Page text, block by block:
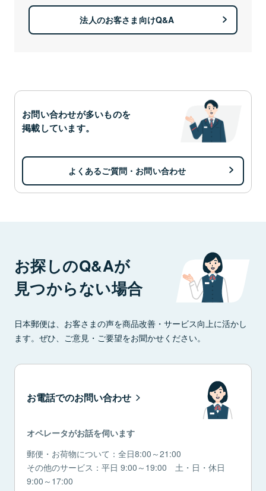
法人のお客さま向けQ&A
お問い合わせが多いものを
掲載しています。
よくあるご質問・お問い合わせ
お探しのQ&Aが
見つからない場合
日本郵便は、お客さまの声を商品改善・サービス向上に活かし
ます。ぜひ、ご意見・ご要望をお聞かせください。
お電話でのお問い合わせ
オペレータがお話を伺います
郵便・お荷物について：全日8:00～21:00
その他のサービス：平日 9:00～19:00 土・日・休日
9:00～17:00